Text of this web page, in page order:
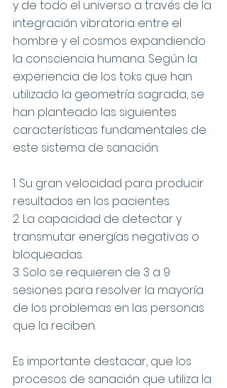
y de todo el universo a través de la
integración vibratoria entre el
hombre y el cosmos expandiendo
la consciencia humana. Según la
experiencia de los toks que han
utilizado la geometría sagrada, se
han planteado las siguientes
características fundamentales de
este sistema de sanación:
1. Su gran velocidad para producir
resultados en los pacientes.
2. La capacidad de detectar y
transmutar energías negativas o
bloqueadas.
3. Solo se requieren de 3 a 9
sesiones para resolver la mayoría
de los problemas en las personas
que la reciben.
Es importante destacar, que los
procesos de sanación que utiliza la